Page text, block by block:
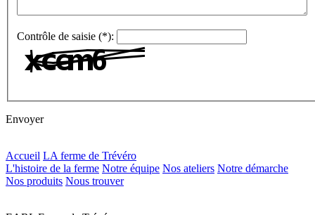
Contrôle de saisie (*):
Envoyer
Accueil LA ferme de Trévéro
L'histoire de la ferme Notre équipe Nos ateliers Notre démarche
Nos produits Nous trouver